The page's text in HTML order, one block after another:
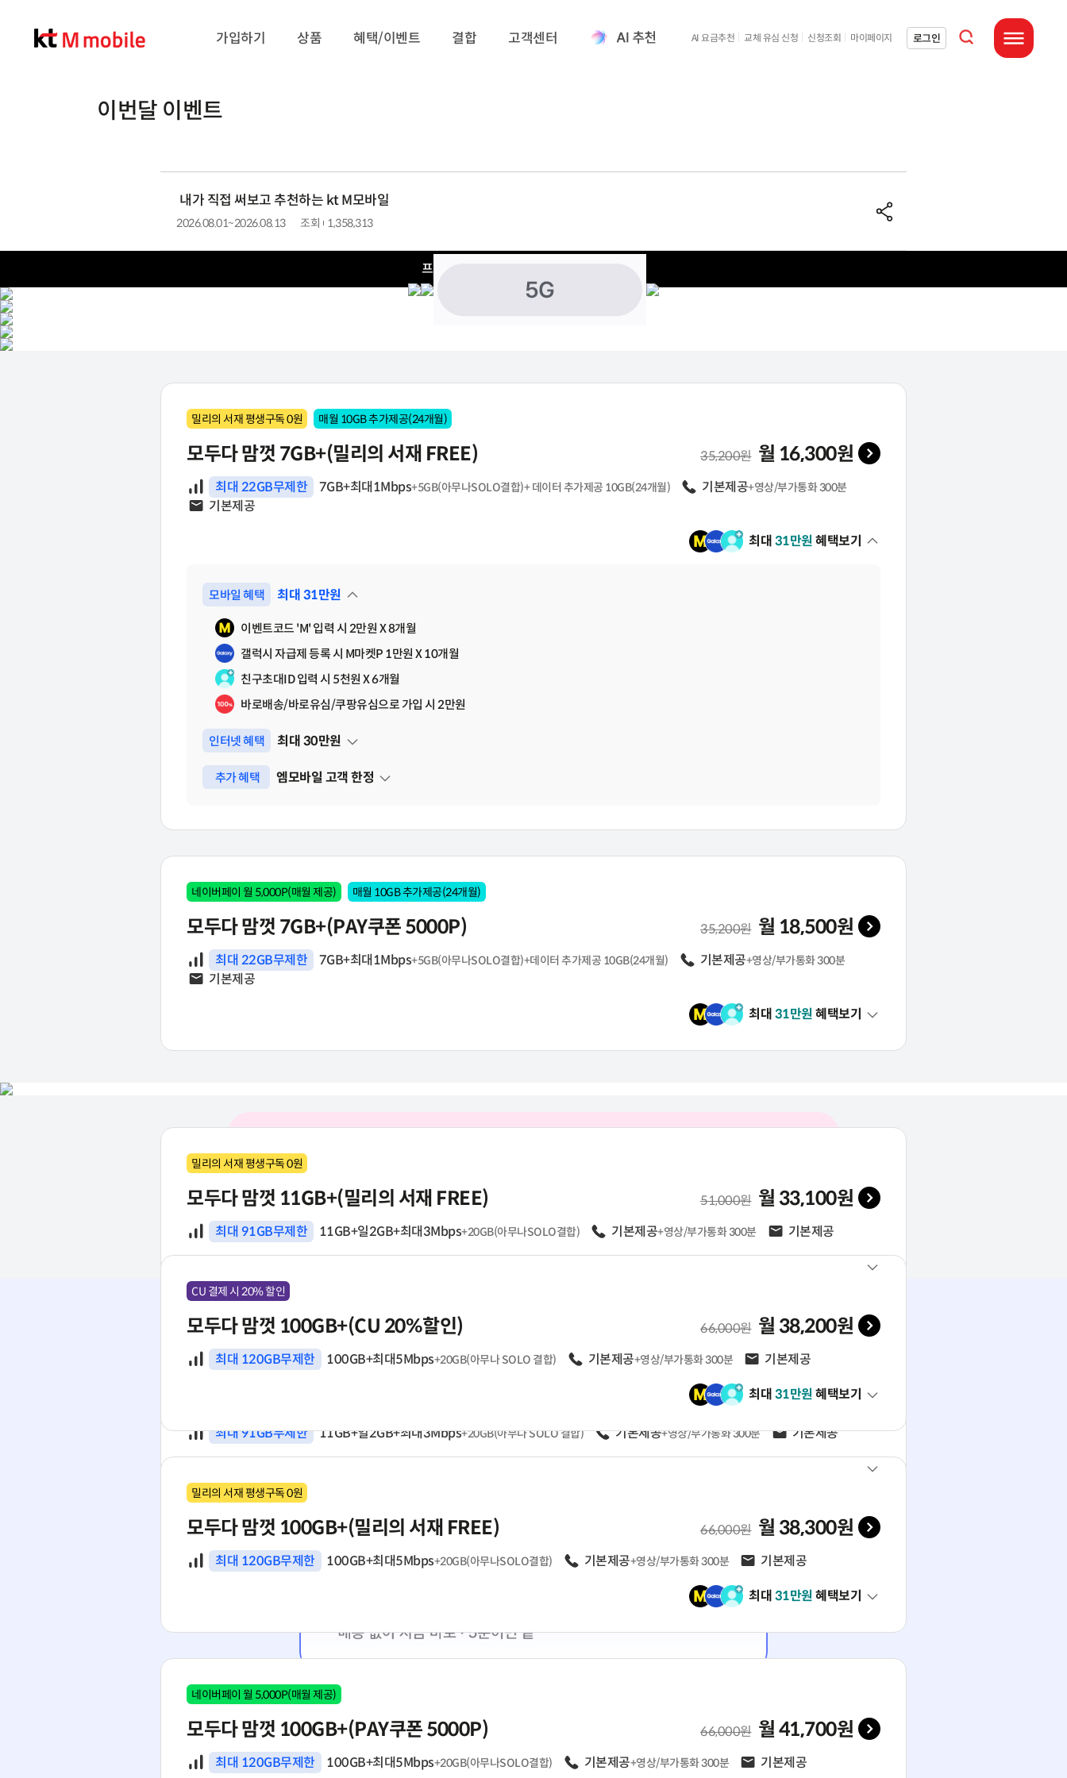
가입하기 상품 혜택/이벤트 결합 고객센터 AI 요금추천 교체 유심 신청 신청조회 마이페이지 로그인
통합검색 열기
전체메뉴 열기
이번달 이벤트
내가 직접 써보고 추천하는 kt M모바일
기
2026.08.01~2026.08.13 조회 1,358,313
공유하기
프로모션 기간 :
친구가 직접 써보고 추천하는 kt M모바일
초대ID 입력 후 가입 시 친구도 나도 1+1 혜택
친구 추천 혜택 안내 : 최대 3만원 / 최대 20만원
요금제 가입하면 어떤 혜택을 받을까요?
초대한 친구
3만원
3만원 + 바로배송/바로유심으로 가입 시 2만원
가입할 때 이벤트 코드 'M'을 입력하면 매달 현금처럼 돌려받는 혜택이 있는 요금제에요
M모바일의 스페셜 에디션 요금제
친구 맞춤 요금제 추천하기!
밀리의 서재 평생구독 0원 매월 10GB 추가제공(24개월)
모두다 맘껏 7GB+(밀리의 서재 FREE) 월 기본료(VAT 포함)
35,200원 월 16,300원
데이터최대 22GB무제한 7GB+최대1Mbps+5GB(아무나SOLO결합)+ 데이터 추가제공 10GB(24개월) 음성 기본제공+영상/부가통화 300분
문자 기본제공
최대 31만원혜택보기
모바일 혜택 최대 31만원
펼쳐보기
이벤트코드 'M' 입력 시 2만원 X 8개월
갤럭시 자급제 등록 시 M마켓P 1만원 X 10개월
친구초대ID 입력 시 5천원 X 6개월
바로배송/바로유심/쿠팡유심으로 가입 시 2만원
인터넷 혜택 최대 30만원
펼쳐보기
추가 혜택 엠모바일 고객 한정
펼쳐보기
네이버페이 월 5,000P(매월 제공) 매월 10GB 추가제공(24개월)
모두다 맘껏 7GB+(PAY쿠폰 5000P) 월 기본료(VAT 포함)
35,200원 월 18,500원
데이터최대 22GB무제한 7GB+최대1Mbps+5GB(아무나SOLO결합)+데이터 추가제공 10GB(24개월) 음성 기본제공+영상/부가통화 300분
문자 기본제공
최대 31만원혜택보기
밀리의 서재 평생구독 0원
모두다 맘껏 11GB+(밀리의 서재 FREE) 월 기본료(VAT 포함)
51,000원 월33,100원
데이터최대 91GB무제한 11GB+일2GB+최대3Mbps+20GB(아무나SOLO결합) 음성 기본제공+영상/부가통화 300분 문자 기본제공
CU 결제 시 20% 할인
월 기본료(VAT 포함)
51,000원 월33,000원
데이터최대 91GB무제한 11GB+일2GB+최대3Mbps+20GB(아무나 SOLO 결합) 음성기본제공+영상/부가통화 300분 문자기본제공
CU 결제 시 20% 할인
모두다 맘껏 100GB+(CU 20%할인) 월 기본료(VAT 포함)
66,000원 월38,200원
데이터최대 120GB무제한 100GB+최대5Mbps+20GB(아무나 SOLO 결합) 음성 기본제공+영상/부가통화 300분 문자 기본제공
최대 31만원혜택보기
밀리의 서재 평생구독 0원
모두다 맘껏 100GB+(밀리의 서재 FREE) 월 기본료(VAT 포함)
66,000원 월38,300원
데이터최대 120GB무제한 100GB+최대5Mbps+20GB(아무나SOLO결합) 음성 기본제공+영상/부가통화 300분 문자 기본제공
최대 31만원혜택보기
네이버페이 월 5,000P(매월 제공)
모두다 맘껏 100GB+(PAY쿠폰 5000P) 월 기본료(VAT 포함)
66,000원 월41,700원
데이터최대 120GB무제한 100GB+최대5Mbps+20GB(아무나SOLO결합) 음성 기본제공+영상/부가통화 300분 문자 기본제공